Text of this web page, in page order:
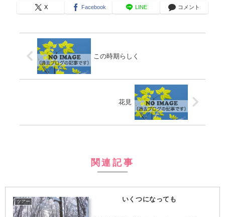
X Facebook LINE コメント
この時期らしく
花見
関連記事
ツアー いくつになっても